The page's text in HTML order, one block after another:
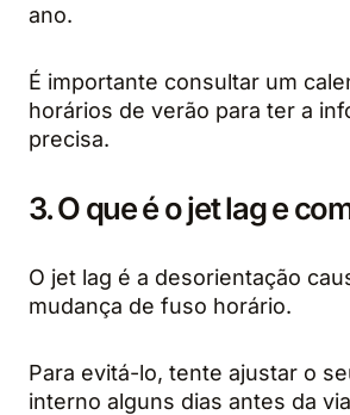
ano.
É importante consultar um
horários de verão para ter a
precisa.
3. O que é o jet lag e
O jet lag é a desorientação
mudança de fuso horário.
Para evitá-lo, tente ajustar o
interno alguns dias antes da